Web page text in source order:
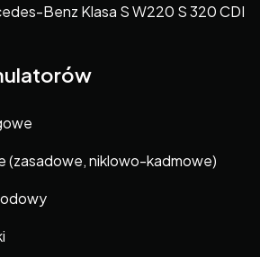
Benz Klasa S W220 S 320 CDI
(zasadowe, niklowo-kadmowe)